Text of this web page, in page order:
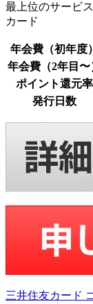
最上位のサービ
カード
年会費（初年度）
年会費（2年目〜
ポイント還元率
発行日数
三井住友カード